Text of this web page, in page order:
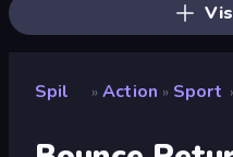
Spil » Action » Sport